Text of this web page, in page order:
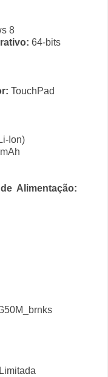
8
64-bits
TouchPad
Ion)
Alimentação: